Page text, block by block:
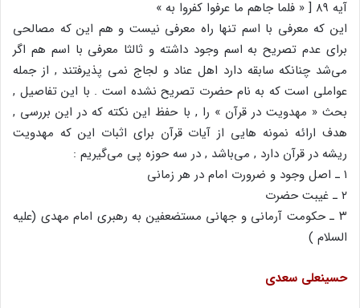
آیه ۸۹ [ « فلما جاهم ما عرفوا کفروا به »
این که معرفی با اسم تنها راه معرفی نیست و هم این که مصالحی
برای عدم تصریح به اسم وجود داشته و ثالثا معرفی با اسم هم اگر
می‌شد چنانکه سابقه دارد اهل عناد و لجاج نمی پذیرفتند , از جمله
عواملی است که به نام حضرت تصریح نشده است . با این تفاصیل ,
بحث « مهدویت در قرآن » را , با حفظ این نکته که در این بررسی ,
هدف ارائه نمونه هایی از آیات قرآن برای اثبات این که مهدویت
ریشه در قرآن دارد , می‌باشد , در سه حوزه پی می‌گیریم :
۱ ـ اصل وجود و ضرورت امام در هر زمانی
۲ ـ غیبت حضرت
۳ ـ حکومت آرمانی و جهانی مستضعفین به رهبری امام مهدی (علیه
السلام )
حسینعلی سعدی